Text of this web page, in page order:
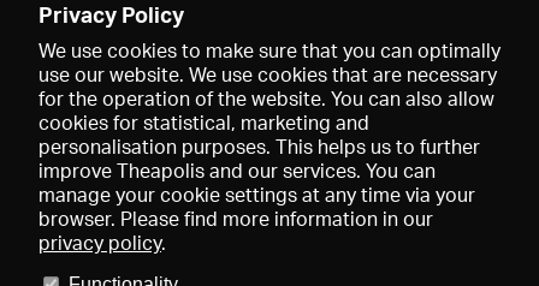
Privacy Policy
We use cookies to make sure that you can optimally
use our website. We use cookies that are necessary
for the operation of the website. You can also allow
cookies for statistical, marketing and
personalisation purposes. This helps us to further
improve Theapolis and our services. You can
manage your cookie settings at any time via your
browser. Please find more information in our
privacy policy.